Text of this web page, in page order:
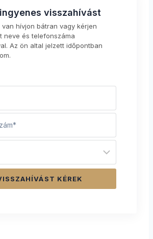
visszahívást
van hívjon bátran vagy kérjen
neve és telefonszáma
Az ön altal jelzett időpontban
KÉREK